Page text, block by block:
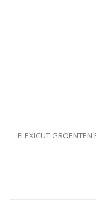
FLEXICUT GROENTEN